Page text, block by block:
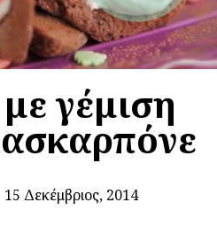
γέμιση
15 Δεκέμβριος, 2014